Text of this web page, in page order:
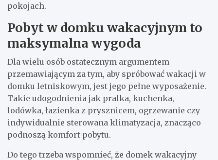
pokojach.
Pobyt w domku wakacyjnym to
maksymalna wygoda
Dla wielu osób ostatecznym argumentem
przemawiającym za tym, aby spróbować wakacji w
domku letniskowym, jest jego pełne wyposażenie.
Takie udogodnienia jak pralka, kuchenka,
lodówka, łazienka z prysznicem, ogrzewanie czy
indywidualnie sterowana klimatyzacja, znacząco
podnoszą komfort pobytu.
Do tego trzeba wspomnieć, że domek wakacyjny